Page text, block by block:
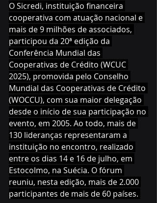
O Sicredi, instituição financeira
cooperativa com atuação nacional e
mais de 9 milhões de associados,
participou da 20ª edição da
Conferência Mundial das
Cooperativas de Crédito (WCUC
2025), promovida pelo Conselho
Mundial das Cooperativas de Crédito
(WOCCU), com sua maior delegação
desde o início de sua participação no
evento, em 2005. Ao todo, mais de
130 lideranças representaram a
instituição no encontro, realizado
entre os dias 14 e 16 de julho, em
Estocolmo, na Suécia. O fórum
reuniu, nesta edição, mais de 2.000
participantes de mais de 60 países.